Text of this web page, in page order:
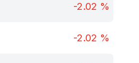
-2.02 %
-2.02 %